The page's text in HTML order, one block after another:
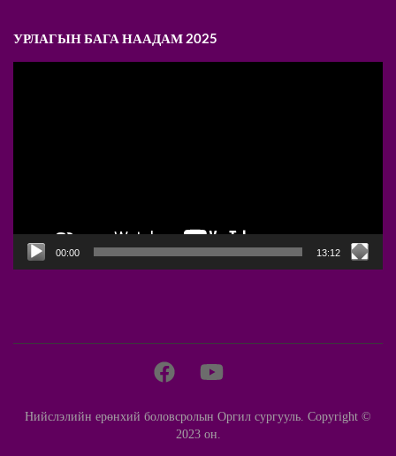
УРЛАГЫН БАГА НААДАМ 2025
00:00 13:12
Нийслэлийн ерөнхий боловсролын Оргил сургууль. Copyright ©
2023 он.